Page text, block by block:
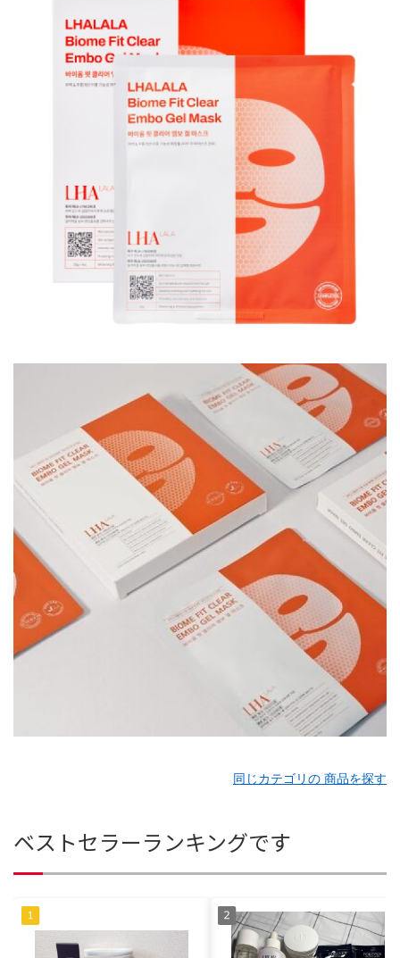
同じカテゴリの 商品を探す
ベストセラーランキングです